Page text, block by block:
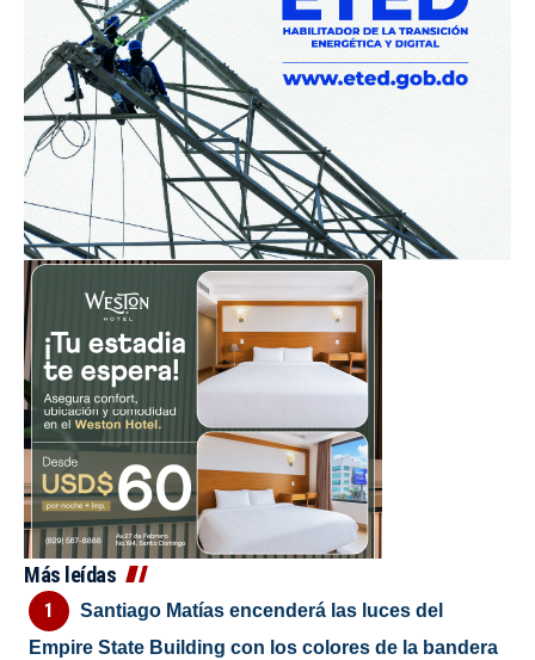
Más leídas
Santiago Matías encenderá las luces del
Empire State Building con los colores de la bandera